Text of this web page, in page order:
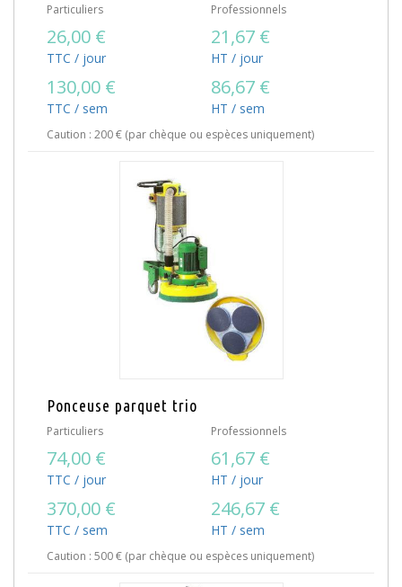
Particuliers
26,00 €
TTC / jour
130,00 €
TTC / sem
Professionnels
21,67 €
HT / jour
86,67 €
HT / sem
Caution : 200 € (par chèque ou espèces uniquement)
Ponceuse parquet trio
Particuliers
74,00 €
TTC / jour
370,00 €
TTC / sem
Professionnels
61,67 €
HT / jour
246,67 €
HT / sem
Caution : 500 € (par chèque ou espèces uniquement)